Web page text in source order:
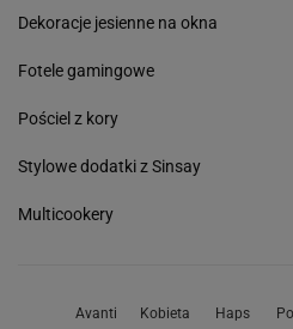
Dekoracje jesienne na okna
Fotele gamingowe
Pościel z kory
Stylowe dodatki z Sinsay
Multicookery
Avanti Kobieta Haps